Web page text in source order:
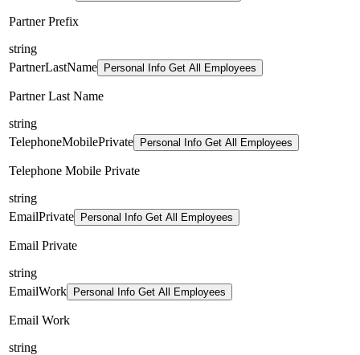
Partner Prefix
string
PartnerLastName
Personal Info Get All Employees
Partner Last Name
string
TelephoneMobilePrivate
Personal Info Get All Employees
Telephone Mobile Private
string
EmailPrivate
Personal Info Get All Employees
Email Private
string
EmailWork
Personal Info Get All Employees
Email Work
string